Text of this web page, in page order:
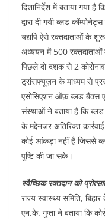
दिशानिर्देश में बताया गया
द्वारा दी गयी ब्लड
यद्यपि ऐसे रक्तदाताओं के
अध्ययन में 500 रक्तदाताओं
पिछले दो दशक से 2
ट्रांसफ्यूज़न के माध्यम से
एसोसिएशन ऑफ़ ब्लड बैंक्स
संस्थाओं ने बताया है कि
के मद्देनजर अतिरिक्त
कोई आंकड़ा नहीं है जिससे
पुष्टि की जा सके।
स्वैच्छिक रक्तदान को
राज्य स्वास्थ्य समिति,
एन.के. गुप्ता ने बताया कि